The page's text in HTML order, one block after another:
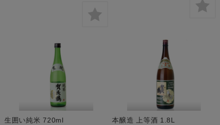
生囲い純米 720ml 本醸造 上等酒 1.8L